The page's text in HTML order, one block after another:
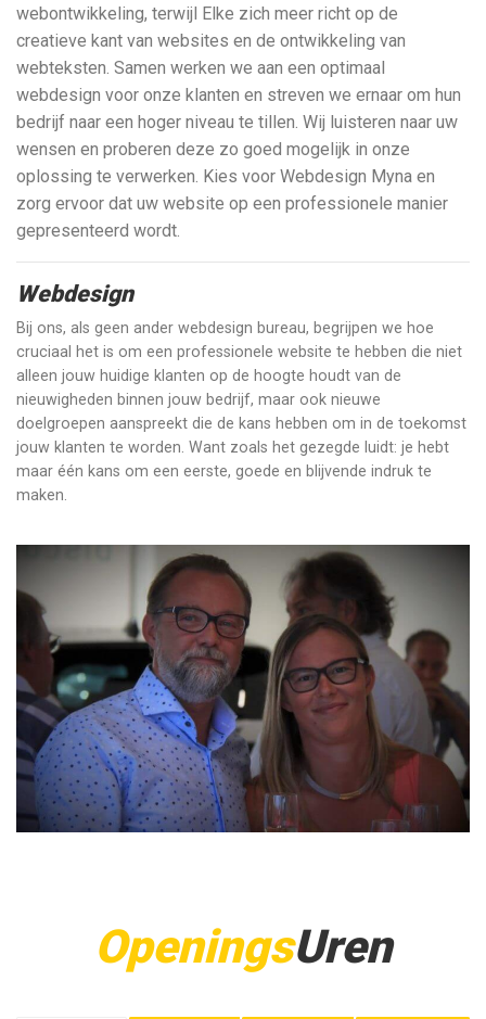
webontwikkeling, terwijl Elke zich meer richt op de
creatieve kant van websites en de ontwikkeling van
webteksten. Samen werken we aan een optimaal
webdesign voor onze klanten en streven we ernaar om hun
bedrijf naar een hoger niveau te tillen. Wij luisteren naar uw
wensen en proberen deze zo goed mogelijk in onze
oplossing te verwerken. Kies voor Webdesign Myna en
zorg ervoor dat uw website op een professionele manier
gepresenteerd wordt.
Webdesign
Bij ons, als geen ander webdesign bureau, begrijpen we hoe
cruciaal het is om een professionele website te hebben die niet
alleen jouw huidige klanten op de hoogte houdt van de
nieuwigheden binnen jouw bedrijf, maar ook nieuwe
doelgroepen aanspreekt die de kans hebben om in de toekomst
jouw klanten te worden. Want zoals het gezegde luidt: je hebt
maar één kans om een eerste, goede en blijvende indruk te
maken.
OpeningsUren